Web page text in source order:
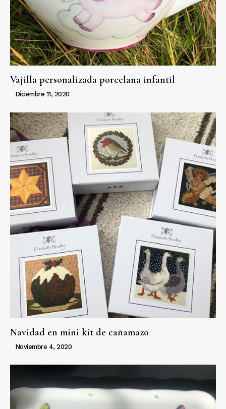
Vajilla personalizada porcelana infantil
Diciembre 11, 2020
Navidad en mini kit de cañamazo
Noviembre 4, 2020